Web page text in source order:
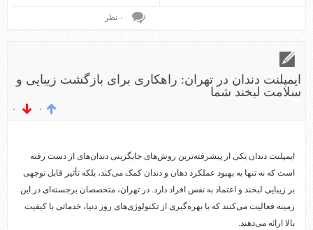
۰ نظر
ایمپلنت دندان در تهران: راهکاری برای بازگشت زیبایی و
سلامت لبخند شما
۰ ۰
ایمپلنت دندان یکی از پیشرفته‌ترین روش‌های جایگزینی دندان‌های از دست رفته
است که نه تنها به بهبود عملکرد دهان و دندان کمک می‌کند، بلکه تأثیر قابل توجهی
بر زیبایی لبخند و اعتماد به نفس افراد دارد. در تهران، متخصصان برجسته‌ای در این
زمینه فعالیت می‌کنند که با بهره‌گیری از تکنولوژی‌های روز دنیا، خدماتی با کیفیت
بالا ارائه می‌دهند.